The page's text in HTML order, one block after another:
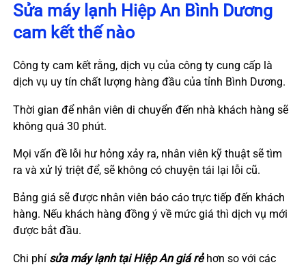
Sửa máy lạnh Hiệp AnBình Dương
cam kết thế nào
Công ty cam kết rằng, dịch vụ của công ty cung cấp là
dịch vụ uy tín chất lượng hàng đầu của tỉnh Bình Dương.
Thời gian để nhân viên di chuyển đến nhà khách hàng sẽ
không quá 30 phút.
Mọi vấn đề lỗi hư hỏng xảy ra, nhân viên kỹ thuật sẽ tìm
ra và xử lý triệt để, sẽ không có chuyện tái lại lỗi cũ.
Bảng giá sẽ được nhân viên báo cáo trực tiếp đến khách
hàng. Nếu khách hàng đồng ý về mức giá thì dịch vụ mới
được bắt đầu.
Chi phí sửa máy lạnh tạiHiệp An giá rẻhơn so với các